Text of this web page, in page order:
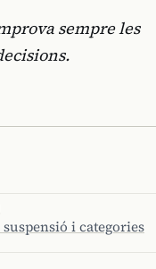
sempre les
i categories